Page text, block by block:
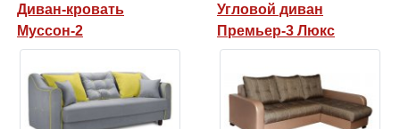
Диван-кровать
Муссон-2
Угловой диван
Премьер-3 Люкс